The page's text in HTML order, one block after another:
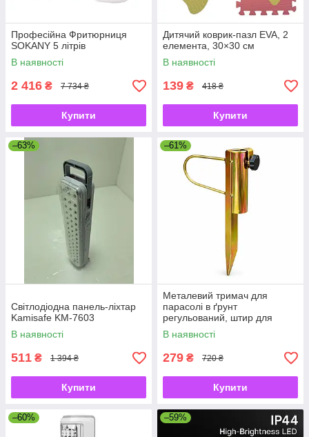
Професійна Фритюрниця
SOKANY 5 літрів
В наявності
2 416 ₴ 7 734 ₴
Купити
Дитячий коврик-пазл EVA, 2
елемента, 30×30 см
В наявності
139 ₴ 418 ₴
Купити
–63%
Світлодіодна панель-ліхтар
Kamisafe KM-7603
В наявності
511 ₴ 1 394 ₴
Купити
–61%
Металевий тримач для
парасолі в ґрунт
регульований, штир для
садової парасолі з
фіксатором
В наявності
279 ₴ 720 ₴
Купити
–60% –59%